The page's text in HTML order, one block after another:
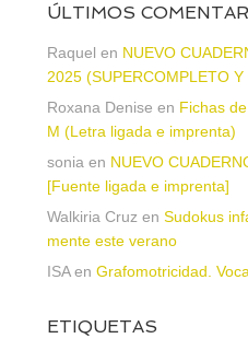
ÚLTIMOS
Raquel en NUEVO
2025 (SUPERCOMPLETO Y
Roxana Denise en Fichas
M (Letra ligada e imprenta)
sonia en NUEVO
[Fuente ligada e imprenta]
Walkiria Cruz en Sudokus
mente este verano
ISAen Grafomotricidad.
ETIQUETAS